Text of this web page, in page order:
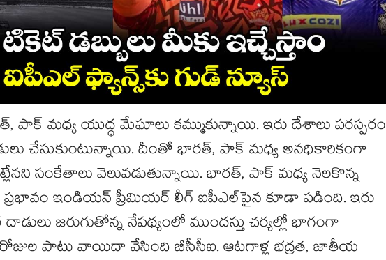
పాక్ మధ్య యుద్ధ మేఘాలు కమ్ముకున్నాయి. ఇరు దేశాలు పరస్పరం
చేసుకుంటున్నాయి. దీంతో భారత్, పాక్ మధ్య అనధికారికంగా
సంకేతాలు వెలువడుతున్నాయి. భారత్, పాక్ మధ్య నెలకొన్న
ప్రభావం ఇండియన్ ప్రీమియర్ లీగ్ ఐపీఎల్‎పైన కూడా పడింది. ఇరు
జరుగుతోన్న నేపథ్యంలో ముందస్తు చర్యల్లో భాగంగా
పాటు వాయిదా వేసింది బీసీసీఐ. ఆటగాళ్ల భద్రత, జాతీయ